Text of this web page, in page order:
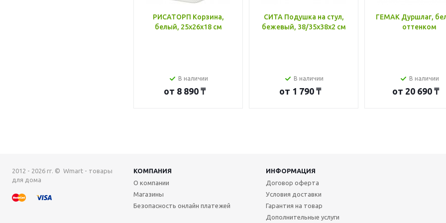
РИСАТОРП Корзина,
белый, 25x26x18 см
В наличии
от 8 890 ₸
СИТА Подушка на стул,
бежевый, 38/35x38x2 см
В наличии
от 1 790 ₸
ГЕМАК Дуршлаг,
оттенком
В наличии
от 20 690 ₸
2012 - 2026 гг. © Wmart - товары
для дома
КОМПАНИЯ
ИНФОРМАЦИЯ
О компании
Магазины
Безопасность онлайн платежей
Договор оферта
Условия доставки
Гарантия на товар
Дополнительные услуги